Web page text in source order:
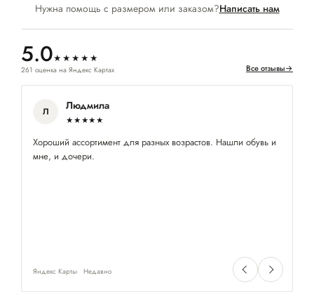
Нужна помощь с размером или заказом?Написать нам
5.0★★★★★
261 оценка на Яндекс Картах Все отзывы→
Л Людмила
★★★★★
Хороший ассортимент для разных возрастов. Нашли обувь и
мне, и дочери.
Яндекс Карты Недавно